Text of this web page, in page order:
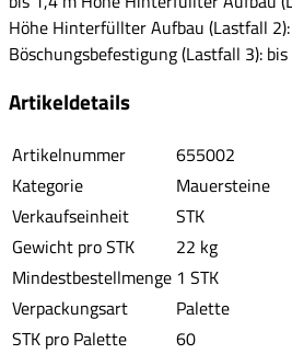
Höhe Hinterfüllter Aufbau (Lastfall
Böschungsbefestigung (Lastfall 3):
Artikeldetails
Artikelnummer
655002
Kategorie
Mauersteine
Verkaufseinheit
STK
Gewicht pro STK
22 kg
Mindestbestellmenge 1 STK
Verpackungsart
Palette
STK pro Palette
60